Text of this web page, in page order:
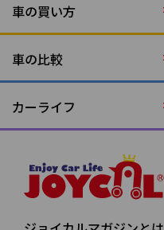
車の買い方
車の比較
カーライフ